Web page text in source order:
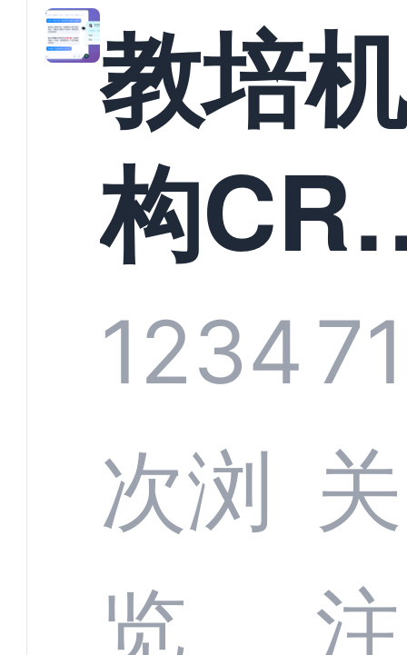
教培机
构
系统头
部供应
商深度
1234
次浏
览
关
注